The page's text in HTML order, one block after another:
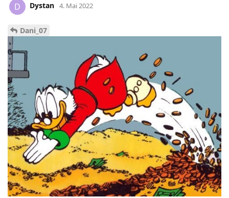
D Dystan 4. Mai 2022
Dani_07